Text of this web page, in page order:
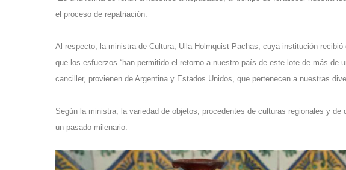
el proceso de repatriación.
Al respecto, la ministra de Cultura, Ulla Holmquist Pachas, cuya institución
que los esfuerzos “han permitido el retorno a nuestro país de este lote de más de
canciller, provienen de Argentina y Estados Unidos, que pertenecen a nuestras
Según la ministra, la variedad de objetos, procedentes de culturas regionales y
un pasado milenario.